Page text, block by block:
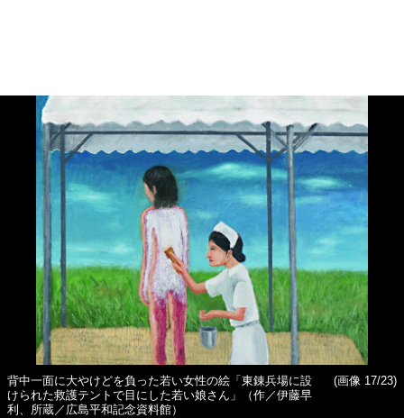
背中一面に大やけどを負った若い女性の絵「東錬兵場に設
けられた救護テントで目にした若い娘さん」（作／伊藤早
利、所蔵／広島平和記念資料館）
(画像 17/23)